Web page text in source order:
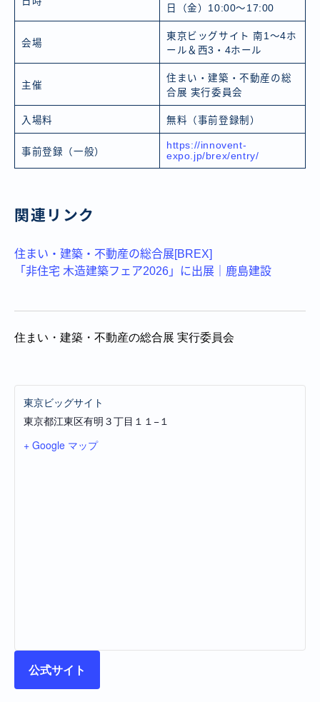
日（金）10:00～17:00
会場
東京ビッグサイト 南1～4ホ
ール＆西3・4ホール
主催
住まい・建築・不動産の総
合展 実行委員会
入場料 無料（事前登録制）
事前登録（一般）
https://innovent-
expo.jp/brex/entry/
関連リンク
住まい・建築・不動産の総合展[BREX]
「非住宅 木造建築フェア2026」に出展｜鹿島建設
住まい・建築・不動産の総合展 実行委員会
東京ビッグサイト
東京都江東区有明３丁目１１−１
+ Google マップ
公式サイト